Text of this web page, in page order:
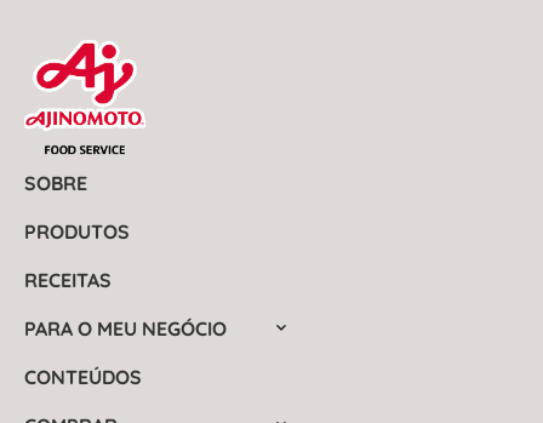
SOBRE
PRODUTOS
RECEITAS
PARA O MEU NEGÓCIO
CONTEÚDOS